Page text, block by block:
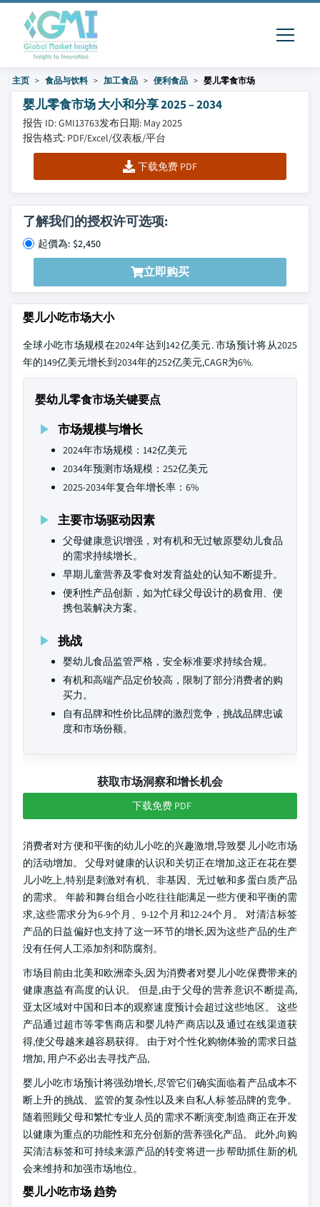
主页 食品与饮料 加工食品 便利食品 婴儿零食市场
婴儿零食市场 大小和分享 2025 – 2034
报告 ID: GMI13763发布日期: May 2025
报告格式: PDF/Excel/仪表板/平台
下载免费 PDF
了解我们的授权许可选项:
起價為: $2,450
立即购买
婴儿小吃市场大小
全球小吃市场规模在2024年达到142亿美元. 市场预计将从2025
年的149亿美元增长到2034年的252亿美元,CAGR为6%.
婴幼儿零食市场关键要点
市场规模与增长
2024年市场规模：142亿美元
2034年预测市场规模：252亿美元
2025-2034年复合年增长率：6%
主要市场驱动因素
父母健康意识增强，对有机和无过敏原婴幼儿食品
的需求持续增长。
早期儿童营养及零食对发育益处的认知不断提升。
便利性产品创新，如为忙碌父母设计的易食用、便
携包装解决方案。
挑战
婴幼儿食品监管严格，安全标准要求持续合规。
有机和高端产品定价较高，限制了部分消费者的购
买力。
自有品牌和性价比品牌的激烈竞争，挑战品牌忠诚
度和市场份额。
获取市场洞察和增长机会
下载免费 PDF
消费者对方便和平衡的幼儿小吃的兴趣激增,导致婴儿小吃市场
的活动增加。 父母对健康的认识和关切正在增加,这正在花在婴
儿小吃上,特别是刺激对有机、非基因、无过敏和多蛋白质产品
的需求。 年龄和舞台组合小吃往往能满足一些方便和平衡的需
求,这些需求分为6-9个月、9-12个月和12-24个月。 对清洁标签
产品的日益偏好也支持了这一环节的增长,因为这些产品的生产
没有任何人工添加剂和防腐剂。
市场目前由北美和欧洲牵头,因为消费者对婴儿小吃保费带来的
健康惠益有高度的认识。 但是,由于父母的营养意识不断提高,
亚太区域对中国和日本的观察速度预计会超过这些地区。 这些
产品通过超市等零售商店和婴儿特产商店以及通过在线渠道获
得,使父母越来越容易获得。 由于对个性化购物体验的需求日益
增加, 用户不必出去寻找产品,
婴儿小吃市场预计将强劲增长,尽管它们确实面临着产品成本不
断上升的挑战、监管的复杂性以及来自私人标签品牌的竞争。
随着照顾父母和繁忙专业人员的需求不断演变,制造商正在开发
以健康为重点的功能性和充分创新的营养强化产品。 此外,向购
买清洁标签和可持续来源产品的转变将进一步帮助抓住新的机
会来维持和加强市场地位。
婴儿小吃市场 趋势